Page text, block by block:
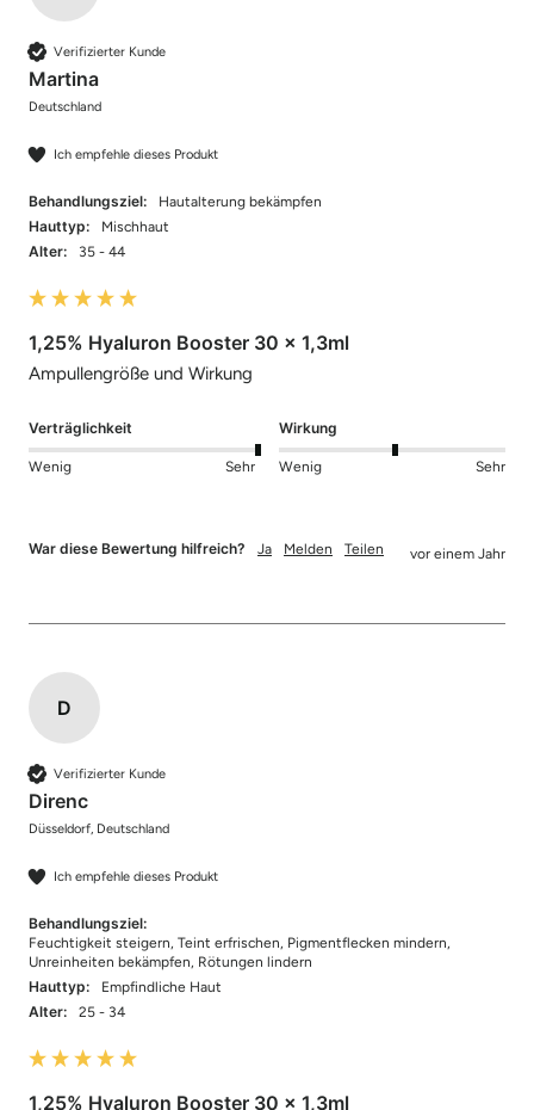
Verifizierter Kunde
Martina
Deutschland
Ich empfehle dieses Produkt
Behandlungsziel: Hautalterung bekämpfen
Hauttyp: Mischhaut
Alter: 35 - 44
1,25% Hyaluron Booster 30 x 1,3ml
Ampullengröße und Wirkung
Verträglichkeit
Wenig Sehr
Wirkung
Wenig Sehr
War diese Bewertung hilfreich? Ja Melden Teilen vor einem Jahr
D
Verifizierter Kunde
Direnc
Düsseldorf, Deutschland
Ich empfehle dieses Produkt
Behandlungsziel:
Feuchtigkeit steigern, Teint erfrischen, Pigmentflecken mindern,
Unreinheiten bekämpfen, Rötungen lindern
Hauttyp: Empfindliche Haut
Alter: 25 - 34
1,25% Hyaluron Booster 30 x 1,3ml